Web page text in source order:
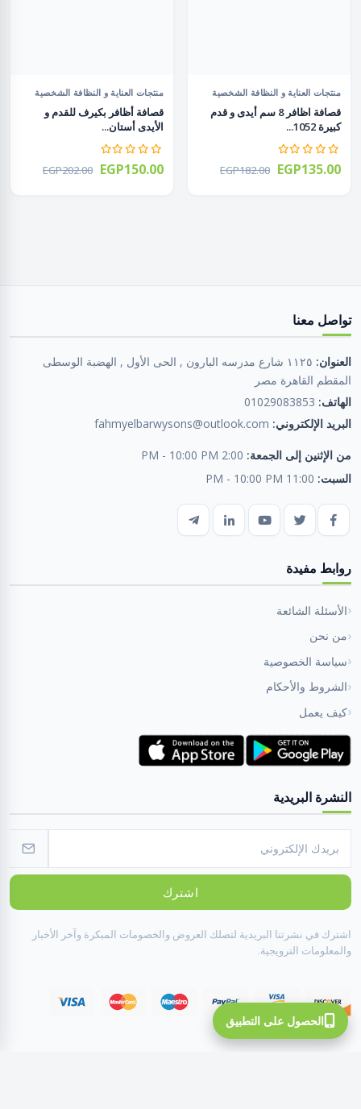
منتجات العناية و النظافة الشخصية
قصافة اظافر 8 سم أيدى و قدم
كبيرة 1052...
EGP182.00 EGP135.00
منتجات العناية و النظافة الشخصية
قصافة أظافر بكيرف للقدم و
الأيدى أستان...
EGP202.00 EGP150.00
تواصل معنا
العنوان:
١١٢٥ شارع مدرسه البارون , الحى الأول , الهضبة الوسطى
المقطم القاهرة مصر
الهاتف: 01029083853
البريد الإلكتروني: fahmyelbarwysons@outlook.com
من الإثنين إلى الجمعة: 2:00 PM - 10:00 PM
السبت: 11:00 PM - 10:00 PM
روابط مفيدة
الأسئلة الشائعة
من نحن
سياسة الخصوصية
الشروط والأحكام
كيف يعمل
النشرة البريدية
اشترك
اشترك في نشرتنا البريدية لتصلك العروض والخصومات المبكرة وآخر الأخبار
والمعلومات الترويجية.
الحصول على التطبيق